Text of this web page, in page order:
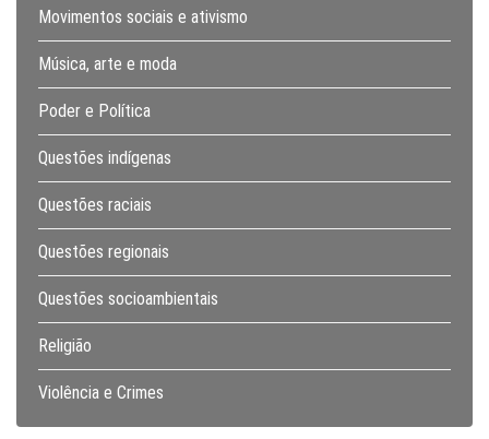
Movimentos sociais e ativismo
Música, arte e moda
Poder e Política
Questões indígenas
Questões raciais
Questões regionais
Questões socioambientais
Religião
Violência e Crimes